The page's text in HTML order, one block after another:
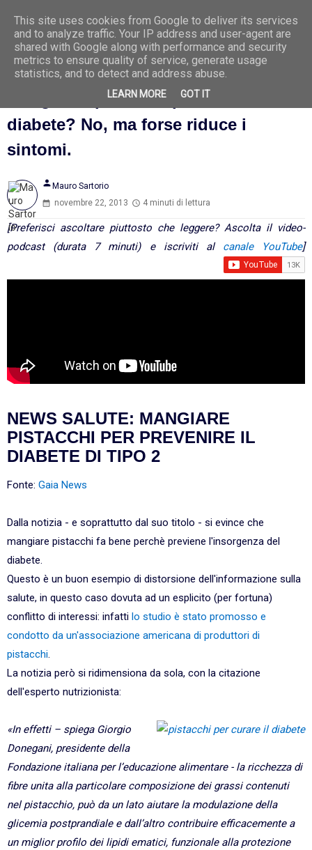
7 Ago
2026
Mangiare i pistacchi previene il
diabete? No, ma forse riduce i
sintomi.
person Mauro Sartorio
novembre 22, 2013
4 minuti di lettura
[Preferisci ascoltare piuttosto che leggere? Ascolta il video-
podcast (durata 7 minuti) e iscriviti al canale YouTube]
NEWS SALUTE: MANGIARE
PISTACCHI PER PREVENIRE IL
DIABETE DI TIPO 2
Fonte: Gaia News
Dalla notizia - e soprattutto dal suo titolo - si evince che
mangiare pistacchi fa bene perchè previene l'insorgenza del
diabete.
Questo è un buon esempio di distorsione dell'informazione sulla
salute, in questo caso dovuta ad un esplicito (per fortuna)
conflitto di interessi: infatti lo studio è stato promosso e
condotto da un'associazione americana di produttori di
pistacchi.
La notizia però si ridimensiona da sola, con la citazione
dell'esperto nutrizionista:
«In effetti – spiega Giorgio
Donegani, presidente della
Fondazione italiana per l’educazione alimentare - la ricchezza di
fibre unita alla particolare composizione dei grassi contenuti
nel pistacchio, può da un lato aiutare la modulazione della
glicemia postprandiale e dall’altro contribuire efficacemente a
un miglior profilo dei lipidi ematici, funzionale alla protezione
This site uses cookies from Google to deliver its services
and to analyze traffic. Your IP address and user-agent are
shared with Google along with performance and security
metrics to ensure quality of service, generate usage
statistics, and to detect and address abuse.
LEARN MORE GOT IT